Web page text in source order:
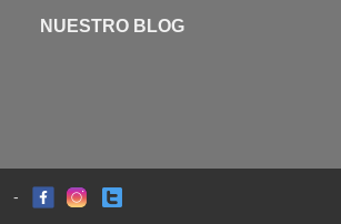
NUESTRO BLOG
-